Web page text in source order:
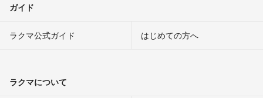
ガイド
ラクマ公式ガイド はじめての方へ
ラクマについて